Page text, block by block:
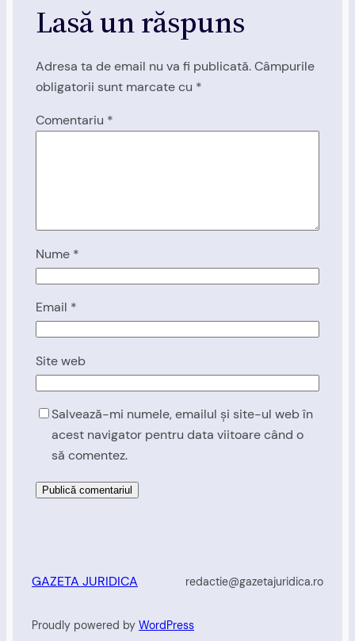
Lasă un răspuns
Adresa ta de email nu va fi publicată. Câmpurile
obligatorii sunt marcate cu *
Comentariu *
Nume *
Email *
Site web
Salvează-mi numele, emailul și site-ul web în
acest navigator pentru data viitoare când o
să comentez.
GAZETA JURIDICA redactie@gazetajuridica.ro
Proudly powered by WordPress